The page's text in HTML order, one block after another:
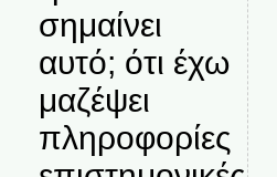
σημαίνει
αυτό; ότι έχω
μαζέψει
πληροφορίες